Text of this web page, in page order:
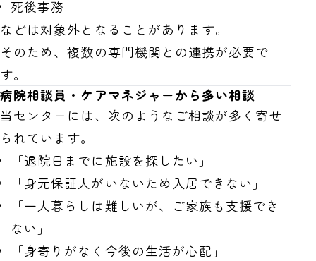
死後事務
などは対象外となることがあります。
そのため、複数の専門機関との連携が必要で
す。
病院相談員・ケアマネジャーから多い相談
当センターには、次のようなご相談が多く寄せ
られています。
「退院日までに施設を探したい」
「身元保証人がいないため入居できない」
「一人暮らしは難しいが、ご家族も支援でき
ない」
「身寄りがなく今後の生活が心配」